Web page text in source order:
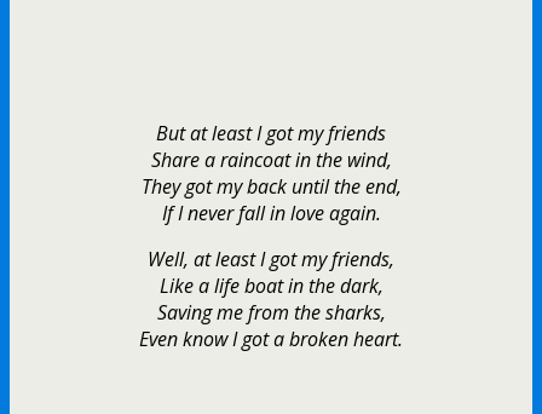
But at least I got my friends
Share a raincoat in the wind,
They got my back until the end,
If I never fall in love again.
Well, at least I got my friends,
Like a life boat in the dark,
Saving me from the sharks,
Even know I got a broken heart.